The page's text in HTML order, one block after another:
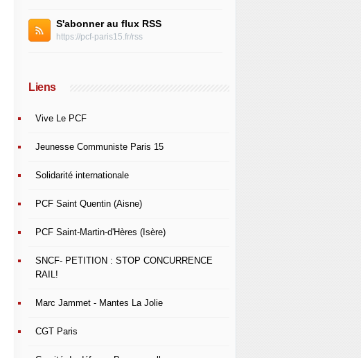
S'abonner au flux RSS
https://pcf-paris15.fr/rss
Liens
Vive Le PCF
Jeunesse Communiste Paris 15
Solidarité internationale
PCF Saint Quentin (Aisne)
PCF Saint-Martin-d'Hères (Isère)
SNCF- PETITION : STOP CONCURRENCE
RAIL!
Marc Jammet - Mantes La Jolie
CGT Paris